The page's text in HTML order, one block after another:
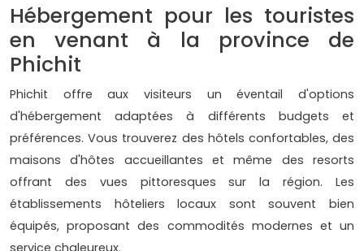
Hébergement pour les touristes
en venant à la province de
Phichit
Phichit offre aux visiteurs un éventail d'options
d'hébergement adaptées à différents budgets et
préférences. Vous trouverez des hôtels confortables, des
maisons d'hôtes accueillantes et même des resorts
offrant des vues pittoresques sur la région. Les
établissements hôteliers locaux sont souvent bien
équipés, proposant des commodités modernes et un
service chaleureux.